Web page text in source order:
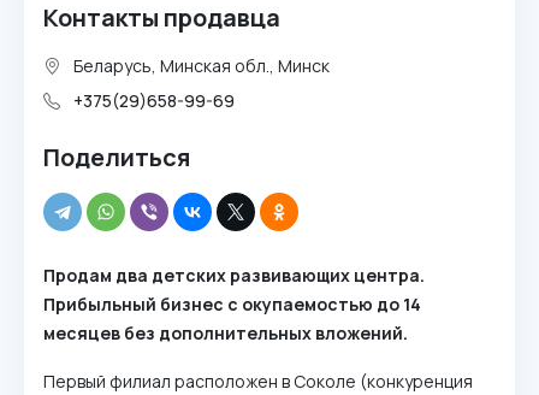
Контакты продавца
Беларусь, Минская обл., Минск
+375(29)658-99-69
Поделиться
Продам два детских развивающих центра.
Прибыльный бизнес с окупаемостью до 14
месяцев без дополнительных вложений.
Первый филиал расположен в Соколе (конкуренция